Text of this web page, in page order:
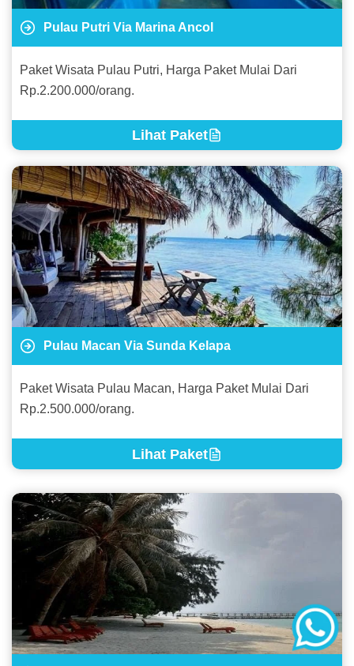
Pulau Putri Via Marina Ancol
Paket Wisata Pulau Putri, Harga Paket Mulai Dari
Rp.2.200.000/orang.
Lihat Paket
Pulau Macan Via Sunda Kelapa
Paket Wisata Pulau Macan, Harga Paket Mulai Dari
Rp.2.500.000/orang.
Lihat Paket